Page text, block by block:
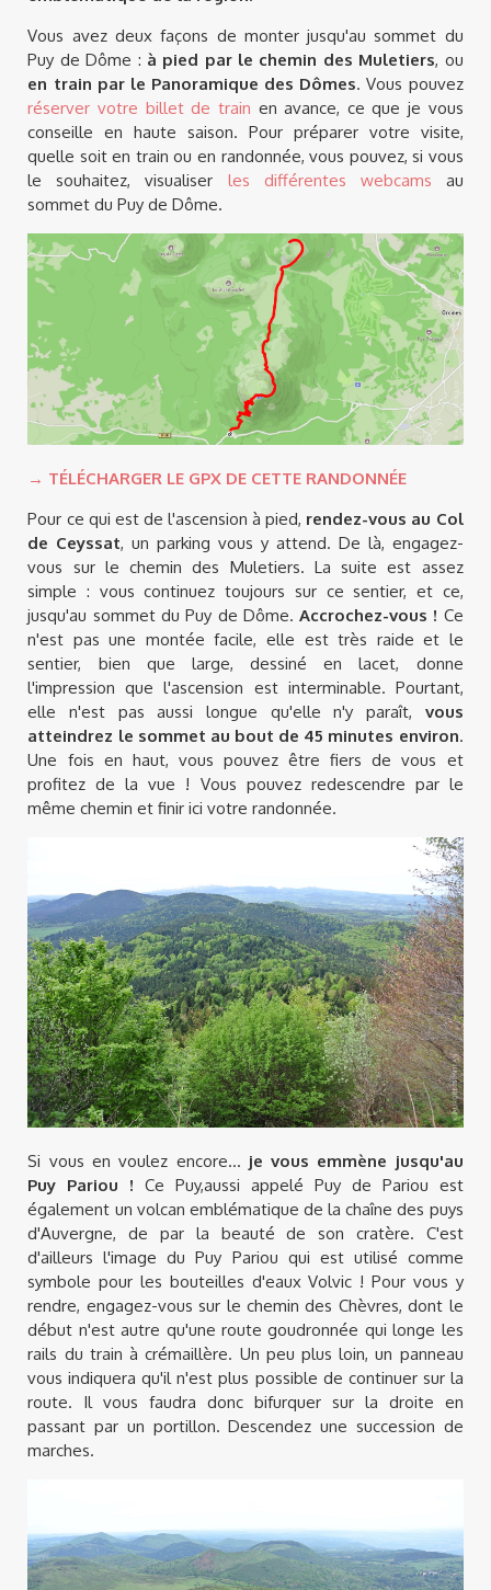
Vous avez deux façons de monter jusqu'au sommet du
Puy de Dôme : à pied par le chemin des Muletiers, ou
en train par le Panoramique des Dômes. Vous pouvez
réserver votre billet de train en avance, ce que je vous
conseille en haute saison. Pour préparer votre visite,
quelle soit en train ou en randonnée, vous pouvez, si vous
le souhaitez, visualiser les différentes webcams au
sommet du Puy de Dôme.
→ TÉLÉCHARGER LE GPX DE CETTE RANDONNÉE
Pour ce qui est de l'ascension à pied, rendez-vous au Col
de Ceyssat, un parking vous y attend. De là, engagez-
vous sur le chemin des Muletiers. La suite est assez
simple : vous continuez toujours sur ce sentier, et ce,
jusqu'au sommet du Puy de Dôme.Accrochez-vous ! Ce
n'est pas une montée facile, elle est très raide et le
sentier, bien que large, dessiné en lacet, donne
l'impression que l'ascension est interminable. Pourtant,
elle n'est pas aussi longue qu'elle n'y paraît, vous
atteindrez le sommet au bout de 45 minutes environ.
Une fois en haut, vous pouvez être fiers de vous et
profitez de la vue ! Vous pouvez redescendre par le
même chemin et finir ici votre randonnée.
Si vous en voulez encore... je vous emmène jusqu'au
Puy Pariou !Ce Puy,aussi appelé Puy de Pariou est
également un volcan emblématique de la chaîne des puys
d'Auvergne, de par la beauté de son cratère. C'est
d'ailleurs l'image du Puy Pariou qui est utilisé comme
symbole pour les bouteilles d'eaux Volvic ! Pour vous y
rendre, engagez-vous sur le chemin des Chèvres, dont le
début n'est autre qu'une route goudronnée qui longe les
rails du train à crémaillère. Un peu plus loin, un panneau
vous indiquera qu'il n'est plus possible de continuer sur la
route. Il vous faudra donc bifurquer sur la droite en
passant par un portillon. Descendez une succession de
marches.